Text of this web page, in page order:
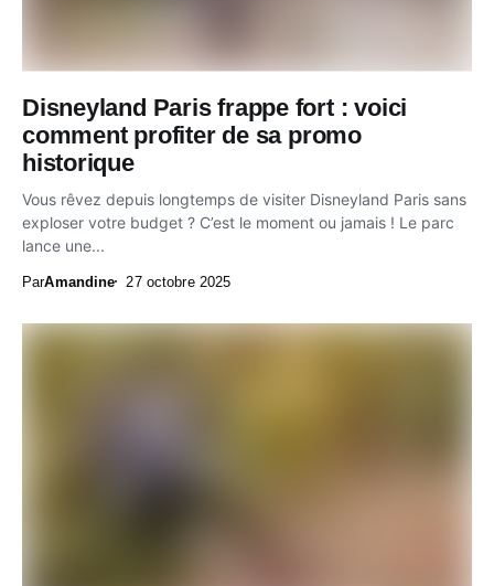
Disneyland Paris frappe fort : voici
comment profiter de sa promo
historique
Vous rêvez depuis longtemps de visiter Disneyland Paris sans
exploser votre budget ? C’est le moment ou jamais ! Le parc
lance une...
ParAmandine 27 octobre 2025